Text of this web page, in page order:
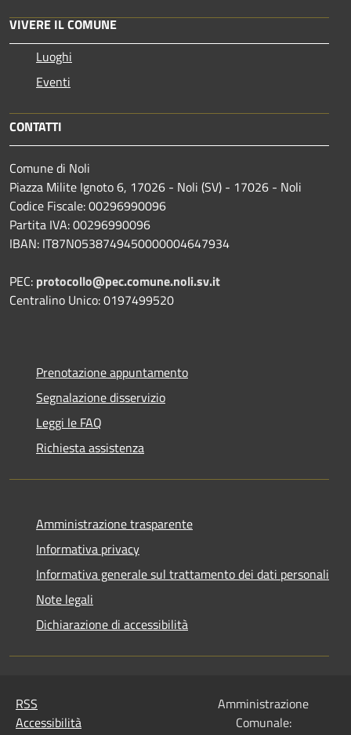
VIVERE IL COMUNE
Luoghi
Eventi
CONTATTI
Comune di Noli
Piazza Milite Ignoto 6, 17026 - Noli (SV) - 17026 - Noli
Codice Fiscale: 00296990096
Partita IVA: 00296990096
IBAN: IT87N0538749450000004647934
PEC: protocollo@pec.comune.noli.sv.it
Centralino Unico: 0197499520
Prenotazione appuntamento
Segnalazione disservizio
Leggi le FAQ
Richiesta assistenza
Amministrazione trasparente
Informativa privacy
Informativa generale sul trattamento dei dati personali
Note legali
Dichiarazione di accessibilità
RSS
Accessibilità
Amministrazione
Comunale: